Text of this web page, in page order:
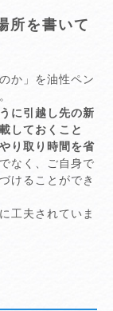
所を書いて
か」を油性ペン
に引越し先の新
しておくこと
り取り時間を省
なく、ご自身で
けることができ
工夫されていま